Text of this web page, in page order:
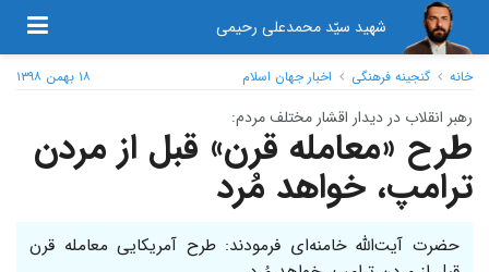
شهید سیّد محمدعلی رحیمی
۱۸ بهمن ۱۳۹۸ خانه گنجینه فرهنگی اخبار جهان اسلام
رهبر انقلاب در دیدار اقشار مختلف مردم:
طرح «معامله قرن» قبل از مردن
ترامپ، خواهد مُرد
حضرت آیت‌الله خامنه‌ای فرمودند: طرح آمریکایی معامله قرن